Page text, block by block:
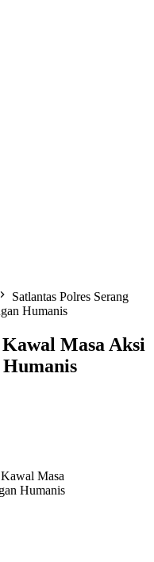
Satlantas Polres Serang
Humanis
Masa Aksi